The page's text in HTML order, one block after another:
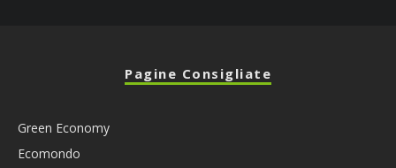
Pagine Consigliate
Green Economy
Ecomondo